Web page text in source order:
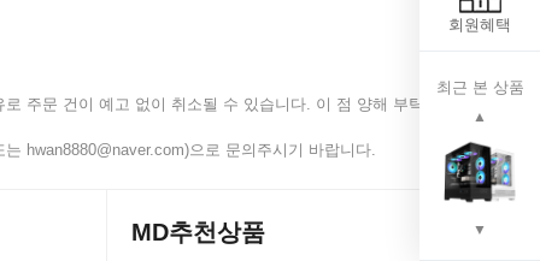
주문 건이 예고 없이 취소될 수 있습니다. 이 점 양해 부탁
hwan8880@naver.com)으로 문의주시기 바랍니다.
MD추천상품
회원혜택
최근 본 상품
▲
▼